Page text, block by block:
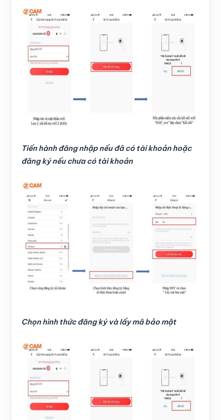
Tiến hành đăng nhập nếu đã có tài khoản hoặc
đăng ký nếu chưa có tài khoản
Chọn hình thức đăng ký và lấy mã bảo mật